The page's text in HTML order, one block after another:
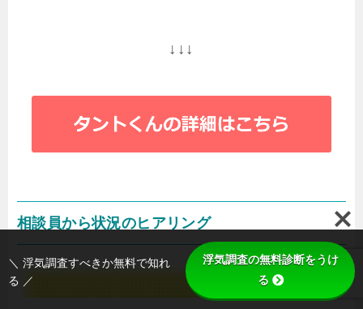
↓↓↓
相談員から状況のヒアリング
＼ 浮気調査すべきか無料で知れ
る ／
浮気調査の無料診断をうけ
る